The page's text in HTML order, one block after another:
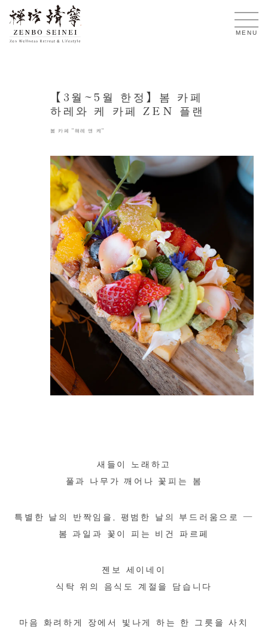
KO
MENU
【3월~5월 한정】봄 카페
하레와 케 카페 ZEN 플랜
봄 카페 "해레 앤 케"
새들이 노래하고
풀과 나무가 깨어나 꽃피는 봄
특별한 날의 반짝임을, 평범한 날의 부드러움으로 ―
봄 과일과 꽃이 피는 비건 파르페
젠보 세이네이
식탁 위의 음식도 계절을 담습니다
마음 화려하게 장에서 빛나게 하는 한 그릇을 사치